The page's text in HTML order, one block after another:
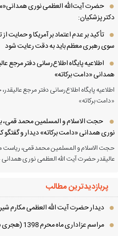
حضرت آیت‌الله العظمی نوری
پزشکیان:
تأکید بر عدم اعتماد بر آمریکا و حمایت از
رهبری معظم باید به دقت رعایت شود
اطلاعیه پایگاه اطلاع‌رسانی دفتر مرجع
«دامت برکاته»
پایگاه اطلاع‌رسانی دفتر مرجع
برکاته»
حجت الاسلام و المسلمین محمد قمی، با
همدانی «دامت برکاته» دیدار و گفتگو کرد.
الاسلام و المسلمین محمد قمی، ریاست
حضرت آیت الله العظمی نوری همدانی
پربازدیدترین مطالب
دیدار حضرت آیت الله العظمی مكارم
مراسم عزاداری ماه محرم 1398 (هجری شمسی) - 1441 (هجری قمری)